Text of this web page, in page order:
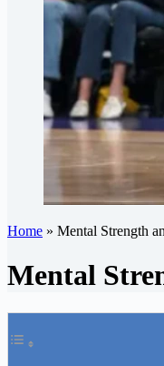
Home » Mental Strength
Mental